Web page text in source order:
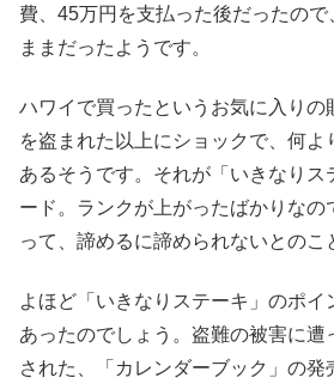
費、45万円を支払った後だったので
ままだったようです。
ハワイで買ったというお気に入りの
を盗まれた以上にショックで、何
あるそうです。それが「いきなりス
ード。ランクが上がったばかりなの
って、諦めるに諦められないとのこ
よほど「いきなりステーキ」のポ
あったのでしょう。盗難の被害に遭
された、「カレンダーブック」の発